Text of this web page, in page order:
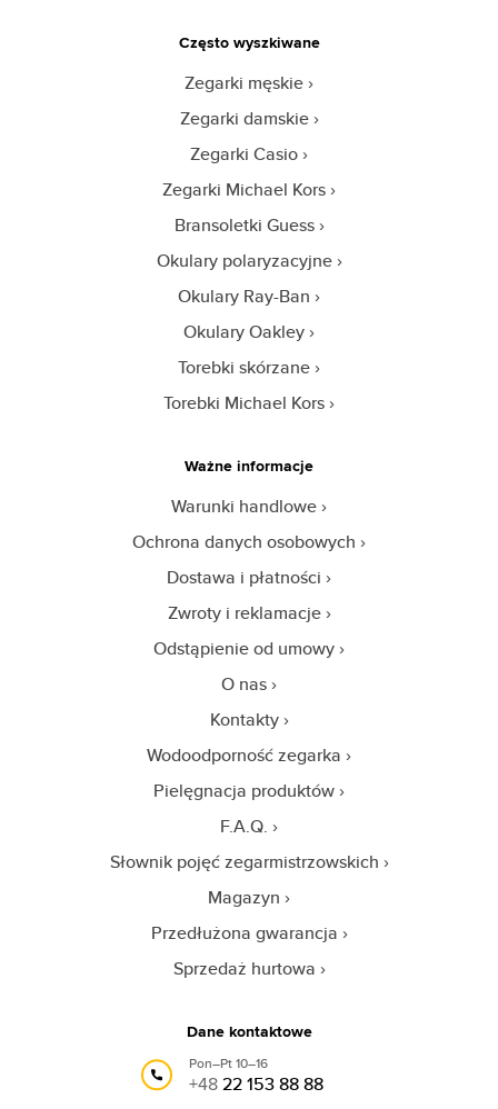
Często wyszkiwane
Zegarki męskie
Zegarki damskie
Zegarki Casio
Zegarki Michael Kors
Bransoletki Guess
Okulary polaryzacyjne
Okulary Ray-Ban
Okulary Oakley
Torebki skórzane
Torebki Michael Kors
Ważne informacje
Warunki handlowe
Ochrona danych osobowych
Dostawa i płatności
Zwroty i reklamacje
Odstąpienie od umowy
O nas
Kontakty
Wodoodporność zegarka
Pielęgnacja produktów
F.A.Q.
Słownik pojęć zegarmistrzowskich
Magazyn
Przedłużona gwarancja
Sprzedaż hurtowa
Dane kontaktowe
Pon–Pt 10–16
+4822 153 88 88